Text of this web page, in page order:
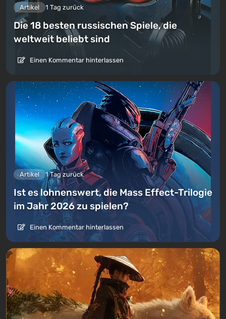
Artikel 1 Tag zurück
Die 18 besten russischen Spiele, die
weltweit beliebt sind
Einen Kommentar hinterlassen
Artikel 1 Tag zurück
Ist es lohnenswert, die Mass Effect-Trilogie
im Jahr 2026 zu spielen?
Einen Kommentar hinterlassen